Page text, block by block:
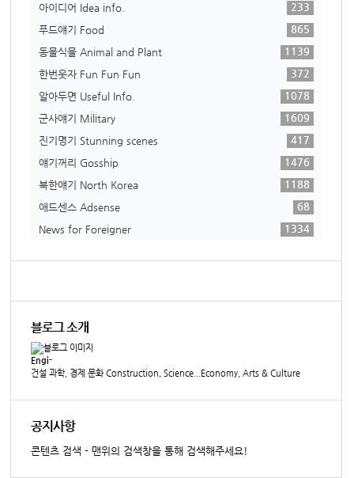
아이디어 Idea info.
233
푸드얘기 Food
865
동물식물 Animal and Plant
1139
한번웃자 Fun Fun Fun
372
알아두면 Useful Info.
1078
군사얘기 Military
1609
진기명기 Stunning scenes
417
얘기꺼리 Gosship
1476
북한얘기 North Korea
1188
애드센스 Adsense
68
News for Foreigner
1334
블로그 소개
Engi-
건설 과학, 경제 문화 Construction, Science...Economy, Arts & Culture
공지사항
콘텐츠 검색 - 맨위의 검색창을 통해 검색해주세요!